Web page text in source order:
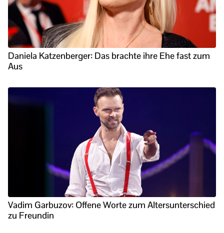
Daniela Katzenberger: Das brachte ihre Ehe fast zum
Aus
Vadim Garbuzov: Offene Worte zum Altersunterschied
zu Freundin